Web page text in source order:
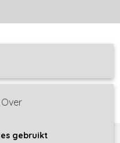
Over
gebruikt